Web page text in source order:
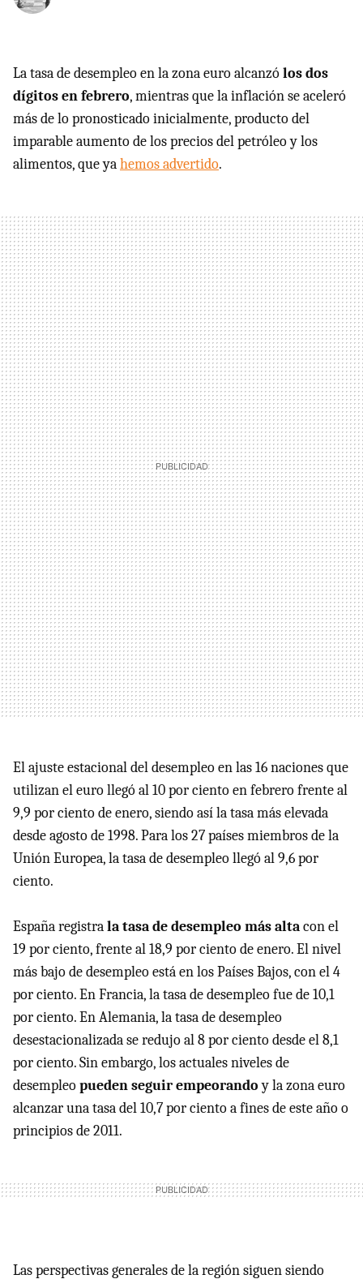
La tasa de desempleo en la zona euro alcanzólos dos
dígitos en febrero, mientras que la inflación se aceleró
más de lo pronosticado inicialmente, producto del
imparable aumento de los precios del petróleo y los
alimentos, que yahemos advertido.
El ajuste estacional del desempleo en las 16 naciones que
utilizan el euro llegó al 10 por ciento en febrero frente al
9,9 por ciento de enero, siendo así la tasa más elevada
desde agosto de 1998. Para los 27 países miembros de la
Unión Europea, la tasa de desempleo llegó al 9,6 por
ciento.
España registrala tasa de desempleo más altacon el
19 por ciento, frente al 18,9 por ciento de enero. El nivel
más bajo de desempleo está en los Países Bajos, con el 4
por ciento. En Francia, la tasa de desempleo fue de 10,1
por ciento. En Alemania, la tasa de desempleo
desestacionalizada se redujo al 8 por ciento desde el 8,1
por ciento. Sin embargo, los actuales niveles de
desempleopueden seguir empeorandoy la zona euro
alcanzar una tasa del 10,7 por ciento a fines de este año o
principios de 2011.
Las perspectivas generales de la región siguen siendo